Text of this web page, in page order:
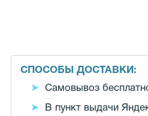
СПОСОБЫ ДОСТАВКИ:
Самовывоз
В пункт выдачи